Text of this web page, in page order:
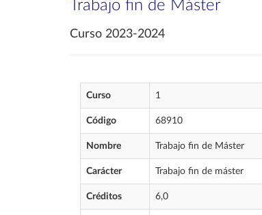
Trabajo fin de Máster
Curso 2023-2024
Curso 1
Código 68910
Nombre Trabajo fin de Máster
Carácter Trabajo fin de máster
Créditos 6,0